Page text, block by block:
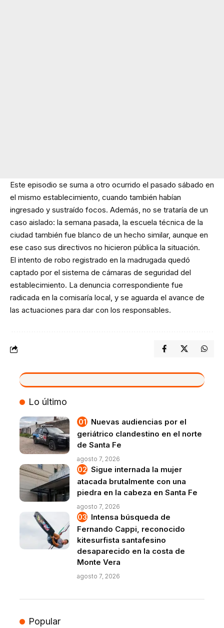
Este episodio se suma a otro ocurrido el pasado sábado en
el mismo establecimiento, cuando también habían
ingresado y sustraído focos. Además, no se trataría de un
caso aislado: la semana pasada, la escuela técnica de la
ciudad también fue blanco de un hecho similar, aunque en
ese caso sus directivos no hicieron pública la situación.
El intento de robo registrado en la madrugada quedó
captado por el sistema de cámaras de seguridad del
establecimiento. La denuncia correspondiente fue
radicada en la comisaría local, y se aguarda el avance de
las actuaciones para dar con los responsables.
VIVO
Lo último
Nuevas audiencias por el
geriátrico clandestino en el norte
de Santa Fe
agosto 7, 2026
Sigue internada la mujer
atacada brutalmente con una
piedra en la cabeza en Santa Fe
agosto 7, 2026
Intensa búsqueda de
Fernando Cappi, reconocido
kitesurfista santafesino
desaparecido en la costa de
Monte Vera
agosto 7, 2026
Popular